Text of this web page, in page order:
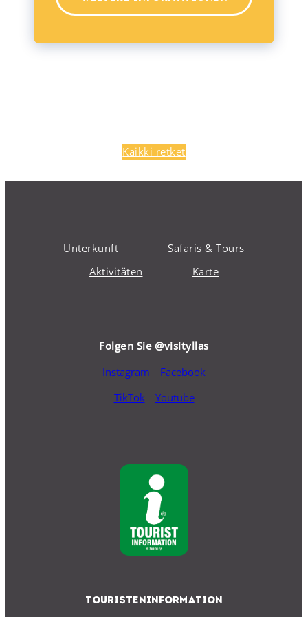
Kaikki retket
Unterkunft
Safaris & Tours
Aktivitäten
Karte
Folgen Sie @visityllas
Instagram
Facebook
TikTok
Youtube
Touristeninformation